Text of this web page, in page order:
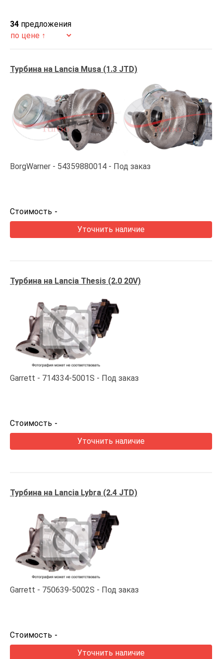
34 предложения
Турбина на Lancia Musa (1.3 JTD)
BorgWarner 54359880014 Под заказ
Стоимость -
Уточнить наличие
Турбина на Lancia Thesis (2.0 20V)
Garrett 714334-5001S Под заказ
Стоимость -
Уточнить наличие
Турбина на Lancia Lybra (2.4 JTD)
Garrett 750639-5002S Под заказ
Стоимость -
Уточнить наличие